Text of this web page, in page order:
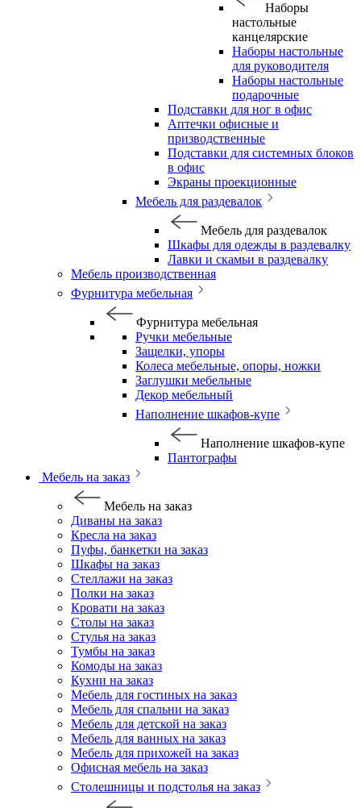
Наборы
настольные
канцелярские
Наборы настольные
для руководителя
Наборы настольные
подарочные
Подставки для ног в офис
Аптечки офисные и
призводственные
Подставки для системных блоков
в офис
Экраны проекционные
Мебель для раздевалок
Мебель для раздевалок
Шкафы для одежды в раздевалку
Лавки и скамьи в раздевалку
Мебель производственная
Фурнитура мебельная
Фурнитура мебельная
Ручки мебельные
Защелки, упоры
Колеса мебельные, опоры, ножки
Заглушки мебельные
Декор мебельный
Наполнение шкафов-купе
Наполнение шкафов-купе
Пантографы
Мебель на заказ
Мебель на заказ
Диваны на заказ
Кресла на заказ
Пуфы, банкетки на заказ
Шкафы на заказ
Стеллажи на заказ
Полки на заказ
Кровати на заказ
Столы на заказ
Стулья на заказ
Тумбы на заказ
Комоды на заказ
Кухни на заказ
Мебель для гостиных на заказ
Мебель для спальни на заказ
Мебель для детской на заказ
Мебель для ванных на заказ
Мебель для прихожей на заказ
Офисная мебель на заказ
Столешницы и подстолья на заказ